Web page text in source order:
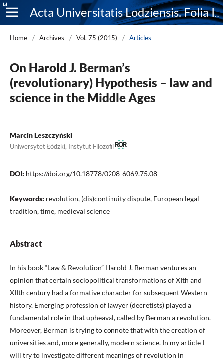
Acta Universitatis Lodziensis. Folia Iuridica
Home / Archives / Vol. 75 (2015) / Articles
On Harold J. Berman’s
(revolutionary) Hypothesis – law and
science in the Middle Ages
Marcin Leszczyński
Uniwersytet Łódzki, Instytut Filozofii
DOI: https://doi.org/10.18778/0208-6069.75.08
Keywords: revolution, (dis)continuity dispute, European legal
tradition, time, medieval science
Abstract
In his book “Law & Revolution” Harold J. Berman ventures an
opinion that certain sociopolitical transformations of XIth and
XIIth century had a formative character for subsequent Western
history. Emerging profession of lawyer (decretists) played a
fundamental role in that upheaval, called by Berman a revolution.
Moreover, Berman is trying to connote that with the creation of
universities and, more generally, modern science. In my article I
will try to investigate different meanings of revolution in